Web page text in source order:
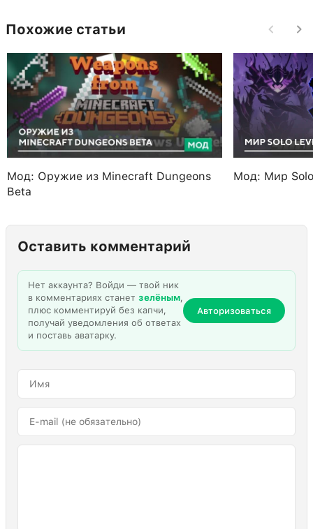
Похожие статьи
Мод: Оружие из Minecraft Dungeons
Beta
Мод: Мир
Оставить комментарий
Нет аккаунта? Войди — твой ник
в комментариях станет зелёным,
плюс комментируй без капчи,
получай уведомления об ответах
и поставь аватарку.
Авторизоваться